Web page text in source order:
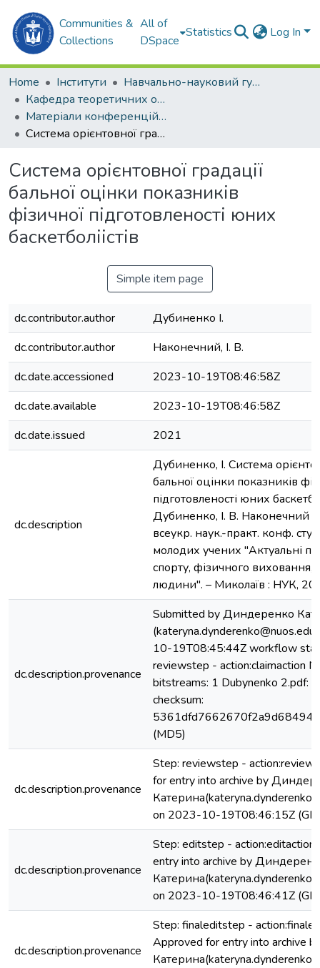
Communities &
Collections
All of
DSpace
Statistics Log In
Home Інститути
Навчально-науковий гуманітарний інститут (ННГІ)
Кафедра теоретичних основ олімпійського та професійного спорту (ТООтаПС)
Матеріали конференцій (ТООтаПС)
Система орієнтовної градації бальної оцінки показників фізичної підготовленості юних баскетболіістів
Система орієнтовної градації
бальної оцінки показників
фізичної підготовленості юних
баскетболіістів
Simple item page
dc.contributor.author
Дубиненко І.
dc.contributor.author
Наконечний, І. В.
dc.date.accessioned
2023-10-19T08:46:58Z
dc.date.available
2023-10-19T08:46:58Z
dc.date.issued
2021
dc.description
Дубиненко, І. Система
бальної оцінки показників
підготовленості юних
Дубиненко, І. В. Наконечний
всеукр. наук.-практ. конф.
молодих учених "Актуальні
спорту, фізичного виховання,
людини". – Миколаїв : НУК,
dc.description.provenance
Submitted by Диндеренко
10-19T08:45:44Z workflow
reviewstep - action:claimaction
bitstreams: 1 Dubynenko 2.pdf:
checksum:
(MD5)
dc.description.provenance
Step: reviewstep -
for entry into archive by
on 2023-10-19T08:46:15Z
dc.description.provenance
Step: editstep - action:editaction
entry into archive by
on 2023-10-19T08:46:41Z
dc.description.provenance
Step: finaleditstep -
Approved for entry into archive